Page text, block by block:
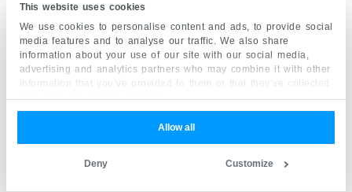
This website uses cookies
We use cookies to personalise content and ads, to provide social
media features and to analyse our traffic. We also share
information about your use of our site with our social media,
advertising and analytics partners who may combine it with other
information that you’ve provided to them or that they’ve collected
from your use of their services.
Allow all
Customize
Deny
Nervios de la pelvis femenina
Explora unidad de estudio
Plexos lumbar y sacro